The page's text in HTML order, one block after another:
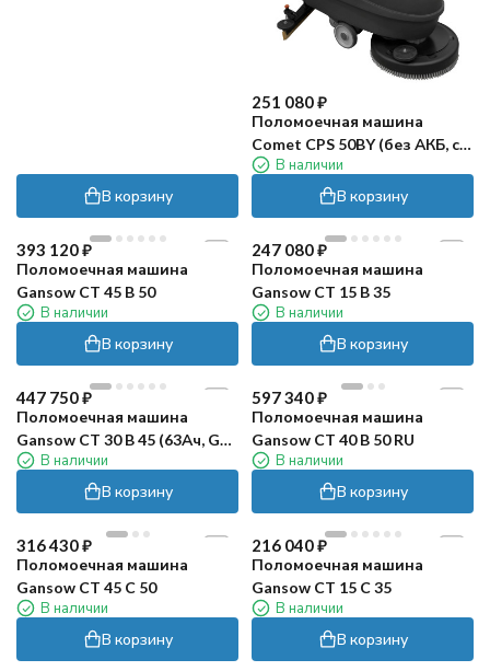
В корзину
251 080₽
Поломоечная машина
Comet CPS 50BY (без АКБ, с
ЗУ)В наличии
В корзину
393 120₽
Поломоечная машина
Gansow CT 45 B 50
В наличии
В корзину
247 080₽
Поломоечная машина
Gansow CT 15 B 35
В наличии
В корзину
447 750₽
Поломоечная машина
Gansow CT 30 B 45 (63Ач, Gel,
ЗУ)В наличии
В корзину
597 340₽
Поломоечная машина
Gansow CT 40 B 50 RU
В наличии
В корзину
316 430₽
Поломоечная машина
Gansow CT 45 C 50
В наличии
В корзину
216 040₽
Поломоечная машина
Gansow CT 15 C 35
В наличии
В корзину